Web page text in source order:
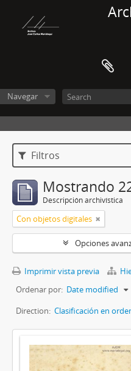
Navegar
Filtros
Mostrando
Descripción archivística
Con objetos digitales
Opciones
Imprimir vista previa
Ordenar por: Date modified
Direction: Clasificación en